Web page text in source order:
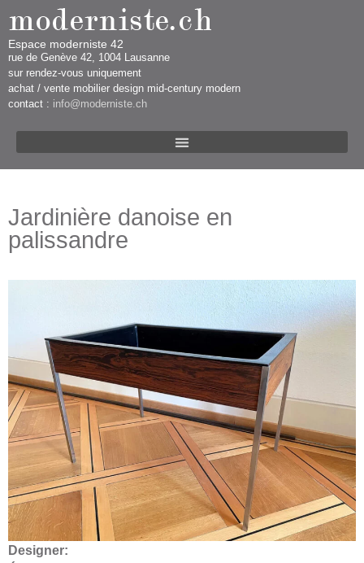
Espace moderniste 42
rue d​​​​e Genève 42, 1004 Lausanne​​
sur rendez-vous uniquement ​​​
​achat / vente mobilier design mid-century modern
contact : info@moderniste.ch
Jardinière danoise en
palissandre
Designer: